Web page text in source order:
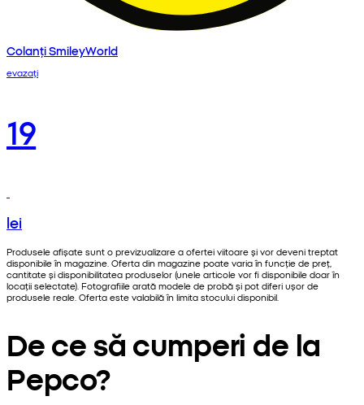
Colanți SmileyWorld
evazați
19
lei
Produsele afișate sunt o previzualizare a ofertei viitoare și vor deveni treptat
disponibile în magazine. Oferta din magazine poate varia în funcție de preț,
cantitate și disponibilitatea produselor (unele articole vor fi disponibile doar în
locații selectate). Fotografiile arată modele de probă și pot diferi ușor de
produsele reale. Oferta este valabilă în limita stocului disponibil.
De ce să cumperi de la
Pepco?